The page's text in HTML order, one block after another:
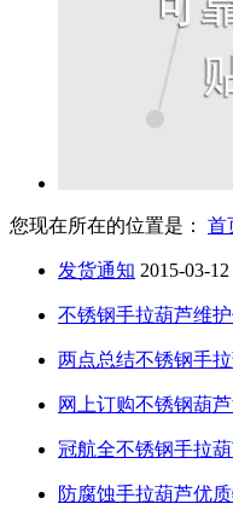
您现在所在的位置是： 首
发货通知 2015-03-12
不锈钢手拉葫芦维
两点总结不锈钢手
网上订购不锈钢葫
冠航全不锈钢手拉
防腐蚀手拉葫芦优